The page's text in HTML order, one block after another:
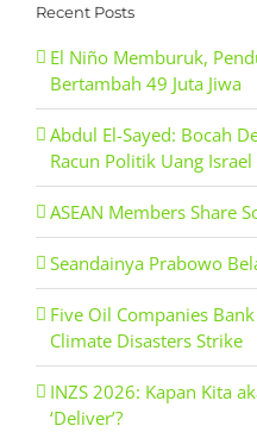
Recent Posts
El Niño Memburuk,
Bertambah 49 Juta Jiwa
Abdul El-Sayed: Bocah
Racun Politik Uang Israel
ASEAN Members Share
Seandainya Prabowo
Five Oil Companies
Climate Disasters Strike
INZS 2026: Kapan Kita
‘Deliver’?